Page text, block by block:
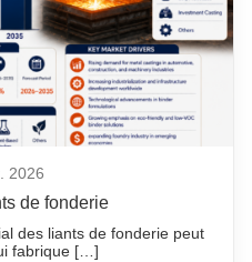
2026
de fonderie
des liants de fonderie peut
fabrique […]